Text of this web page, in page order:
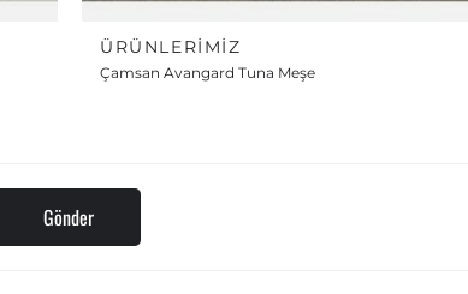
ÜRÜNLERIMIZ
Çamsan Avangard Tuna Meşe
Gönder